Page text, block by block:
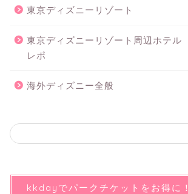
東京ディズニーリゾート
東京ディズニーリゾート周辺ホテル
レポ
海外ディズニー全般
kkdayでパークチケットをお得に！